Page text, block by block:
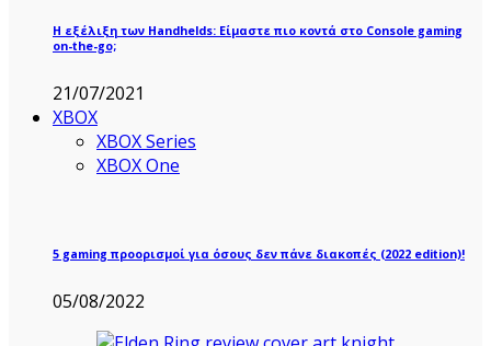
Η εξέλιξη των Handhelds: Είμαστε πιο κοντά στο Console gaming
on-the-go;
21/07/2021
XBOX
XBOX Series
XBOX One
5 gaming προορισμοί για όσους δεν πάνε διακοπές (2022 edition)!
05/08/2022